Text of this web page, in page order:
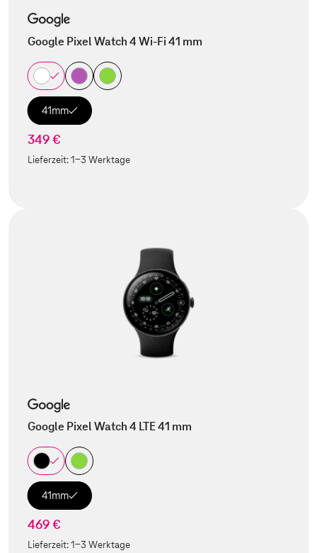
Google Pixel Watch 4 Wi-Fi 41 mm
41mm
349 €
Lieferzeit:1-3 Werktage
Google Pixel Watch 4 LTE 41 mm
41mm
469 €
Lieferzeit:1-3 Werktage